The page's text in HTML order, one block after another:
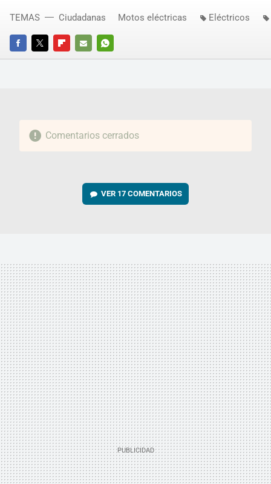
FACEBOOKTWITTERFLIPBOARD
E-
WHATSAPP
TEMAS Ciudadanas Motos eléctricas Eléctricos
Comentarios cerrados
VER 17 COMENTARIOS